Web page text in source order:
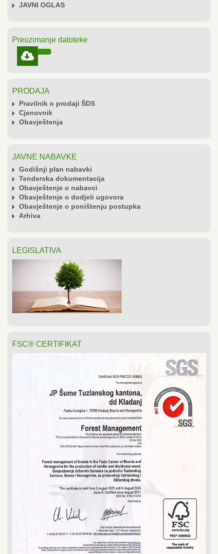
JAVNI OGLAS
Preuzimanje datoteke

PRODAJA
Pravilnik o prodaji ŠDS
Cjenovnik
Obavještenja
JAVNE NABAVKE
Godišnji plan nabavki
Tenderska dokumentacija
Obavještenje o nabavci
Obavještenje o dodjeli ugovora
Obavještenje o poništenju postupka
Arhiva
LEGISLATIVA
FSC® CERTIFIKAT